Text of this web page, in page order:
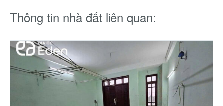
Thông tin nhà đất liên quan: